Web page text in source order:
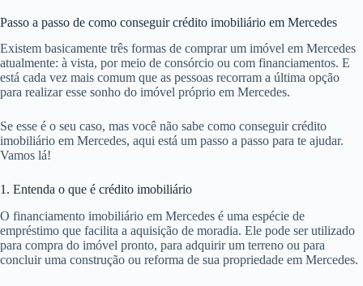
Passo a passo de como conseguir crédito imobiliário em Mercedes
Existem basicamente três formas de comprar um imóvel em Mercedes
atualmente: à vista, por meio de consórcio ou com financiamentos. E
está cada vez mais comum que as pessoas recorram a última opção
para realizar esse sonho do imóvel próprio em Mercedes.
Se esse é o seu caso, mas você não sabe como conseguir crédito
imobiliário em Mercedes, aqui está um passo a passo para te ajudar.
Vamos lá!
1. Entenda o que é crédito imobiliário
O financiamento imobiliário em Mercedes é uma espécie de
empréstimo que facilita a aquisição de moradia. Ele pode ser utilizado
para compra do imóvel pronto, para adquirir um terreno ou para
concluir uma construção ou reforma de sua propriedade em Mercedes.